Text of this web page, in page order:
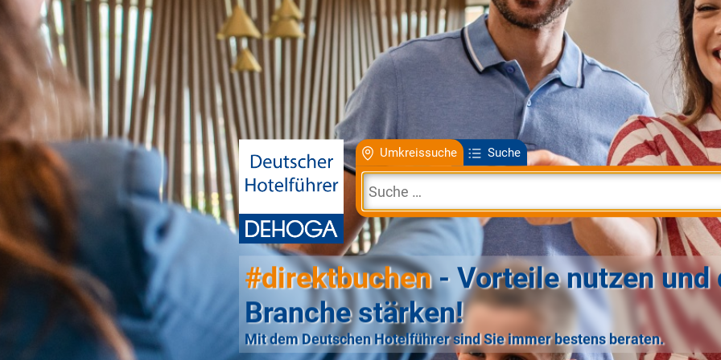
Umkreissuche Suche
#direktbuchen- Vorteile nutzen und
Branche stärken!
Mit dem Deutschen Hotelführer sind Sie immer bestens beraten.